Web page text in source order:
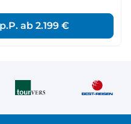
p.P. ab 2.199 €